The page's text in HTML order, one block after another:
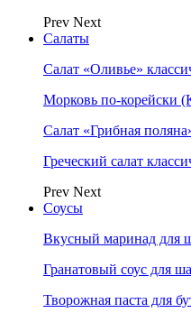
Prev Next
Салаты
Салат «Оливье»
Морковь по-корейски
Салат «Грибная
Греческий салат
Prev Next
Соусы
Вкусный маринад для
Гранатовый соус для
Творожная паста для